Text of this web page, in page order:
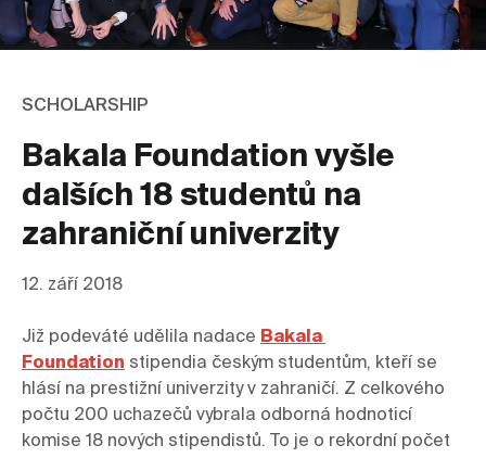
SCHOLARSHIP
Bakala Foundation vyšle
dalších 18 studentů na
zahraniční univerzity
12. září 2018
Již podeváté udělila nadace Bakala
Foundation stipendia českým studentům, kteří se
hlásí na prestižní univerzity v zahraničí. Z celkového
počtu 200 uchazečů vybrala odborná hodnoticí
komise 18 nových stipendistů. To je o rekordní počet